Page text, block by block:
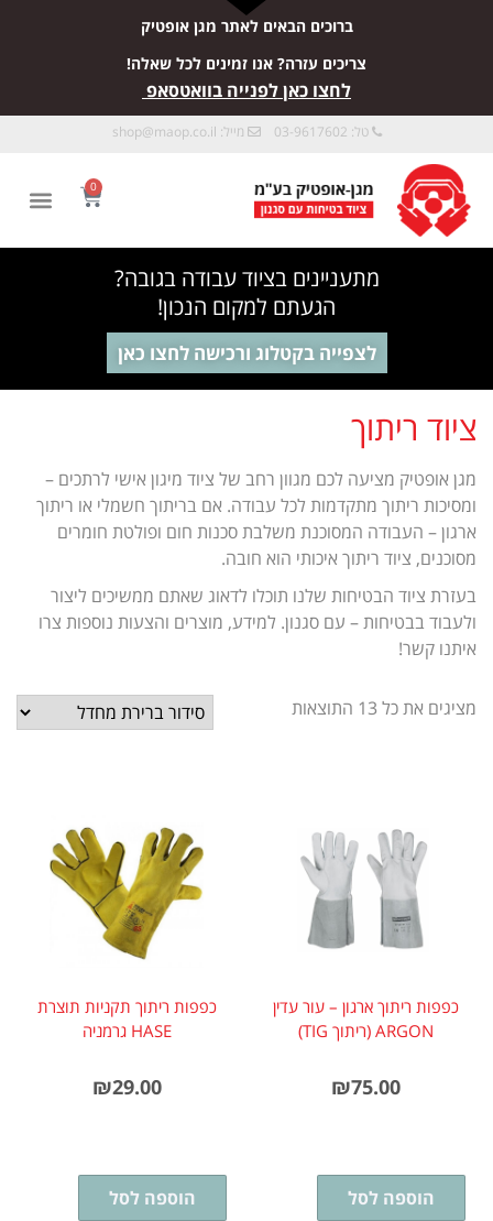
ברוכים הבאים לאתר מגן אופטיק
צריכים עזרה? אנו זמינים לכל שאלה!
לחצו כאן לפנייה בוואטסאפ
טל: 03-9617602 מייל: shop@maop.co.il
0
מתעניינים בציוד עבודה בגובה?
הגעתם למקום הנכון!
לצפייה בקטלוג ורכישה לחצו כאן
ציוד ריתוך
מגן אופטיק מציעה לכם מגוון רחב של ציוד מיגון אישי לרתכים –
ומסיכות ריתוך מתקדמות לכל עבודה. אם בריתוך חשמלי או ריתוך
ארגון – העבודה המסוכנת משלבת סכנות חום ופולטת חומרים
מסוכנים, ציוד ריתוך איכותי הוא חובה.
בעזרת ציוד הבטיחות שלנו תוכלו לדאוג שאתם ממשיכים ליצור
ולעבוד בבטיחות – עם סגנון. למידע, מוצרים והצעות נוספות צרו
איתנו קשר!
מציגים את כל ⁦13⁩ התוצאות
כפפות ריתוך ארגון – עור עדין
ARGON (ריתוך TIG)
₪75.00
הוספה לסל
כפפות ריתוך תקניות תוצרת
HASE גרמניה
₪29.00
הוספה לסל